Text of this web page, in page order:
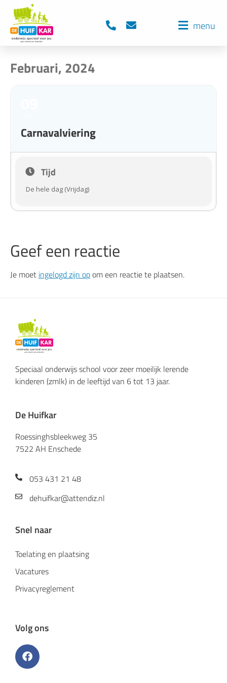
menu
Februari, 2024
Carnavalviering
Tijd
De hele dag (Vrijdag)
Geef een reactie
Je moet ingelogd zijn opom een reactie te plaatsen.
Speciaal onderwijs school voor zeer moeilijk lerende
kinderen (zmlk) in de leeftijd van 6 tot 13 jaar.
De Huifkar
Roessinghsbleekweg 35
7522 AH Enschede
053 431 21 48
dehuifkar@attendiz.nl
Snel naar
Toelating en plaatsing
Vacatures
Privacyreglement
Volg ons